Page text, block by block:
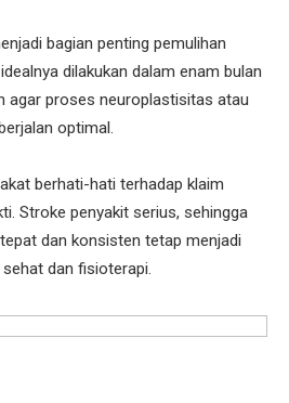
bagian penting pemulihan
dilakukan dalam enam bulan
agar proses neuroplastisitas atau
optimal.
berhati-hati terhadap klaim
Stroke penyakit serius, sehingga
dan konsisten tetap menjadi
dan fisioterapi.